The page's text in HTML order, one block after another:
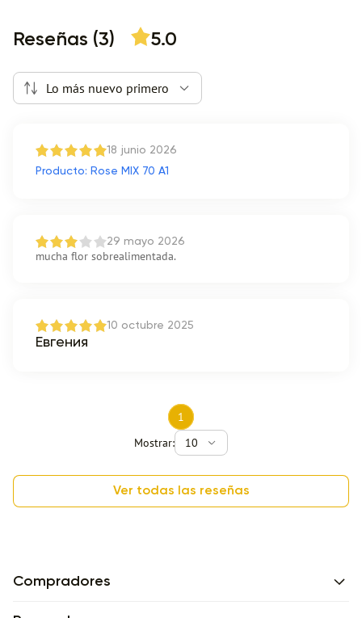
Reseñas (3) 5.0
Lo más nuevo primero
18 junio 2026
Producto: Rose MIX 70 A1
29 mayo 2026
mucha flor sobrealimentada.
10 octubre 2025
Евгения
1
Mostrar:
10
Ver todas las reseñas
Compradores